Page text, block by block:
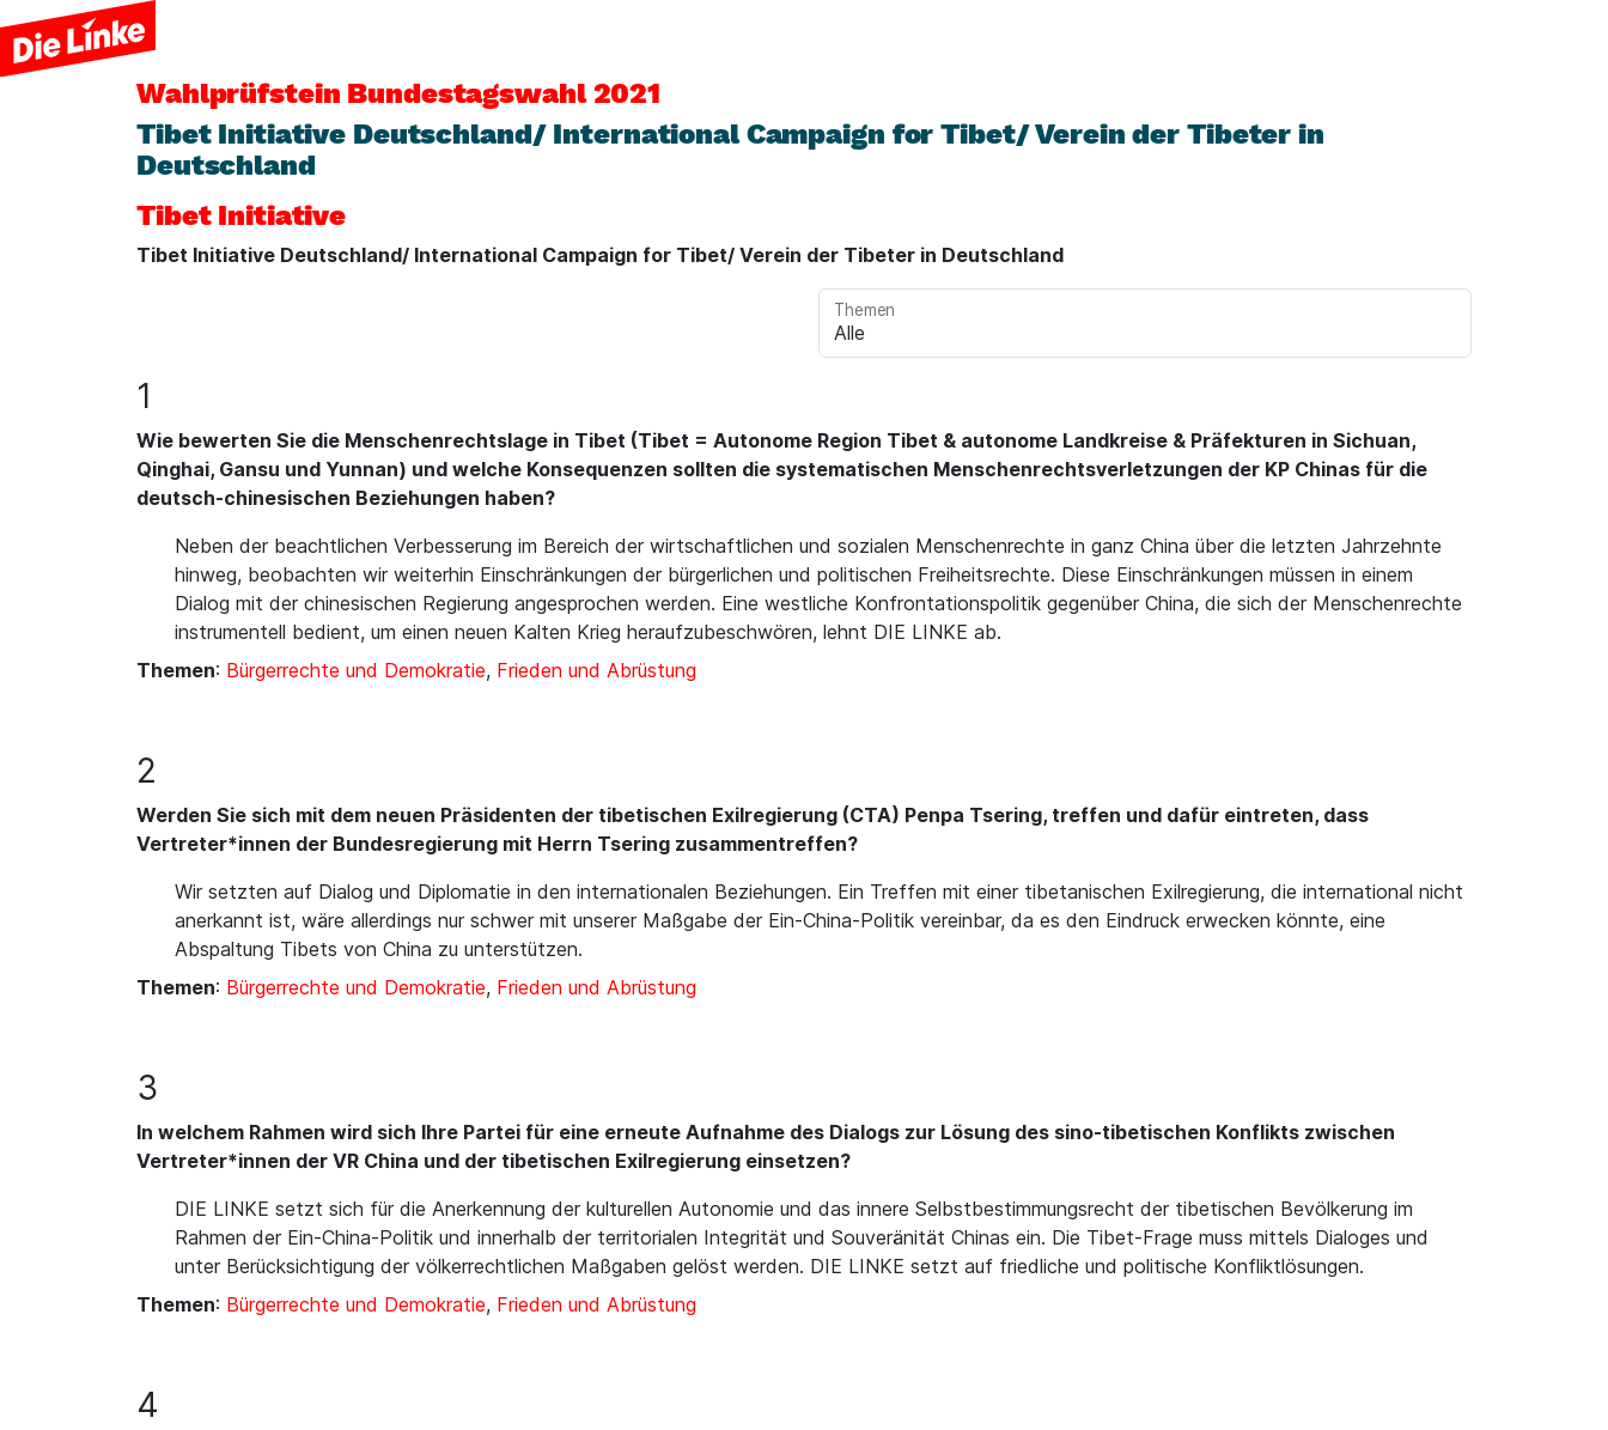
Wahlprüfstein Bundestagswahl 2021
Tibet Initiative Deutschland/ International Campaign for Tibet/ Verein der Tibeter in
Deutschland
Tibet Initiative
Tibet Initiative Deutschland/ International Campaign for Tibet/ Verein der Tibeter in Deutschland
Themen
1
Wie bewerten Sie die Menschenrechtslage in Tibet (Tibet = Autonome Region Tibet & autonome Landkreise & Präfekturen in Sichuan,
Qinghai, Gansu und Yunnan) und welche Konsequenzen sollten die systematischen Menschenrechtsverletzungen der KP Chinas für die
deutsch-chinesischen Beziehungen haben?
Neben der beachtlichen Verbesserung im Bereich der wirtschaftlichen und sozialen Menschenrechte in ganz China über die letzten Jahrzehnte
hinweg, beobachten wir weiterhin Einschränkungen der bürgerlichen und politischen Freiheitsrechte. Diese Einschränkungen müssen in einem
Dialog mit der chinesischen Regierung angesprochen werden. Eine westliche Konfrontationspolitik gegenüber China, die sich der Menschenrechte
instrumentell bedient, um einen neuen Kalten Krieg heraufzubeschwören, lehnt DIE LINKE ab.
Themen: Bürgerrechte und Demokratie, Frieden und Abrüstung
2
Werden Sie sich mit dem neuen Präsidenten der tibetischen Exilregierung (CTA) Penpa Tsering, treffen und dafür eintreten, dass
Vertreter*innen der Bundesregierung mit Herrn Tsering zusammentreffen?
Wir setzten auf Dialog und Diplomatie in den internationalen Beziehungen. Ein Treffen mit einer tibetanischen Exilregierung, die international nicht
anerkannt ist, wäre allerdings nur schwer mit unserer Maßgabe der Ein-China-Politik vereinbar, da es den Eindruck erwecken könnte, eine
Abspaltung Tibets von China zu unterstützen.
Themen: Bürgerrechte und Demokratie, Frieden und Abrüstung
3
In welchem Rahmen wird sich Ihre Partei für eine erneute Aufnahme des Dialogs zur Lösung des sino-tibetischen Konflikts zwischen
Vertreter*innen der VR China und der tibetischen Exilregierung einsetzen?
DIE LINKE setzt sich für die Anerkennung der kulturellen Autonomie und das innere Selbstbestimmungsrecht der tibetischen Bevölkerung im
Rahmen der Ein-China-Politik und innerhalb der territorialen Integrität und Souveränität Chinas ein. Die Tibet-Frage muss mittels Dialoges und
unter Berücksichtigung der völkerrechtlichen Maßgaben gelöst werden. DIE LINKE setzt auf friedliche und politische Konfliktlösungen.
Themen: Bürgerrechte und Demokratie, Frieden und Abrüstung
4